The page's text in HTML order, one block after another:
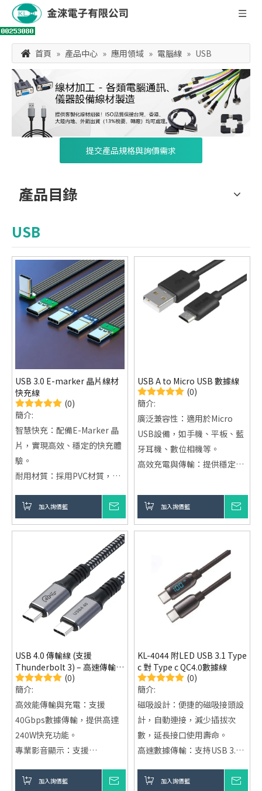
首頁 » 產品中心 » 應用領域 » 電腦線 » USB
提交產品規格與詢價需求
產品目錄
USB
USB 3.0 E-marker 晶片線材
快充線
(0)
簡介:
智慧快充：配備E-Marker 晶
片，實現高效、穩定的快充體
驗。
耐用材質：採用PVC材質，柔
高效傳輸：內含屏蔽外殼，確
保穩定的資料和電流傳
加入詢價籃
USB A to Micro USB 數據線
(0)
簡介:
廣泛兼容性：適用於Micro
USB設備，如手機、平板、藍
牙耳機、數位相機等。
高效充電與傳輸：提供穩定的
耐用設計：採用耐彎折材質，
增強使用壽命，防止損壞。
輕巧便攜：方便攜帶，適合家
加入詢價籃
USB 4.0 傳輸線 (支援
Thunderbolt 3) – 高速傳輸與
強大充電功能 (0)
簡介:
高效能傳輸與充電：支援
40Gbps數據傳輸，提供高達
240W快充功能。
專業影音顯示：支援
視訊輸出。
加入詢價籃
KL-4044 附LED USB 3.1 Type
c 對 Type c QC4.0數據線
(0)
簡介:
磁吸設計：便捷的磁吸接頭設
計，自動連接，減少插拔次
數，延長接口使用壽命。
高速數據傳輸：支持USB 3.1
480Mbps，快速傳輸文件、照
加入詢價籃